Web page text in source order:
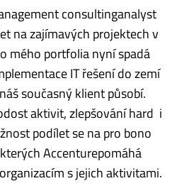
consultinganalyst
na zajímavých projektech v
mého portfolia nyní spadá
IT řešení do zemí
současný klient působí.
aktivit, zlepšování hard i
podílet se na pro bono
Accenturepomáhá
s jejich aktivitami.